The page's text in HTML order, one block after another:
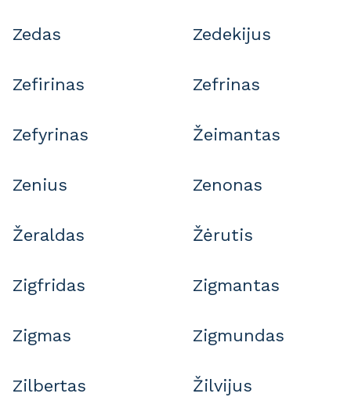
Zedas Zedekijus
Zefirinas Zefrinas
Zefyrinas Žeimantas
Zenius Zenonas
Žeraldas Žėrutis
Zigfridas Zigmantas
Zigmas Zigmundas
Zilbertas Žilvijus